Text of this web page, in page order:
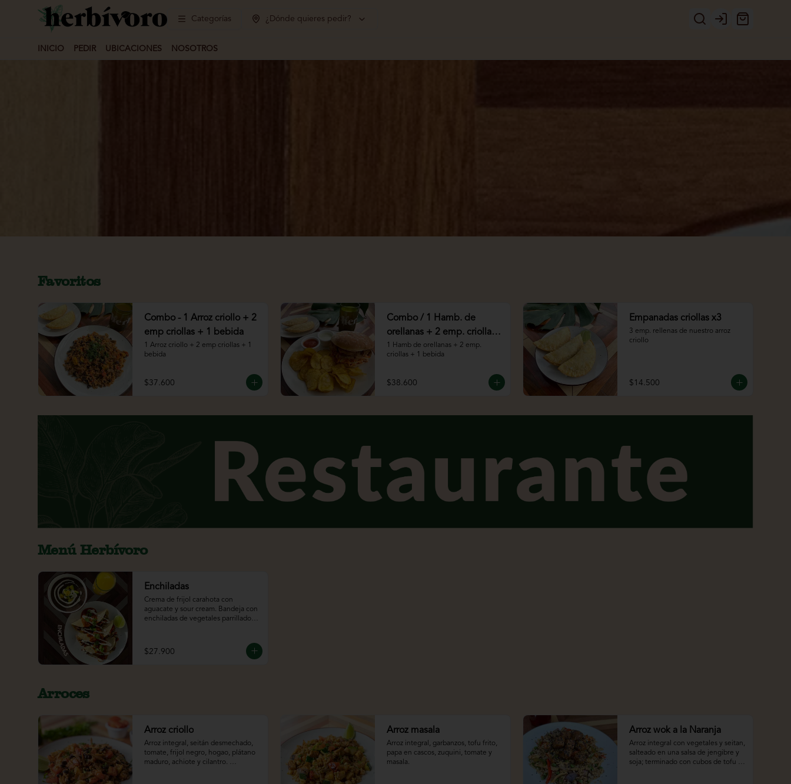
Categorías ¿Dónde quieres pedir?
Login
INICIO PEDIR UBICACIONES NOSOTROS
Favoritos
Combo - 1 Arroz criollo + 2
emp criollas + 1 bebida
1 Arroz criollo + 2 emp criollas + 1
bebida
$37.600
Combo / 1 Hamb. de
orellanas + 2 emp. criollas
+ 1 bebida
1 Hamb de orellanas + 2 emp.
criollas + 1 bebida
$38.600
Empanadas criollas x3
3 emp. rellenas de nuestro arroz
criollo
$14.500
Menú Herbívoro
Enchiladas
Crema de frijol carahota con
aguacate y sour cream. Bandeja con
enchiladas de vegetales parrillados y
Acompañado con el jugo del día.
$27.900
Arroces
Arroz criollo
Arroz integral, seitán desmechado,
tomate, frijol negro, hogao, plátano
maduro, achiote y cilantro.
Arroz masala
Arroz integral, garbanzos, tofu frito,
papa en cascos, zuquini, tomate y
masala.
Arroz wok a la Naranja
Arroz integral con vegetales y seitan,
salteado en una salsa de jengibre y
soja; terminado con cubos de tofu